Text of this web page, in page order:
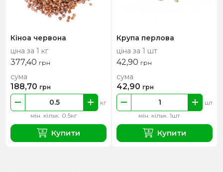
Кіноа червона
ціна за 1 кг
377,40 грн
мін. кільк. 0.5кг
кг
сума
188,70 грн
Купити
Крупа перлова
ціна за 1 шт
42,90 грн
мін. кільк. 1шт
шт
сума
42,90 грн
Купити